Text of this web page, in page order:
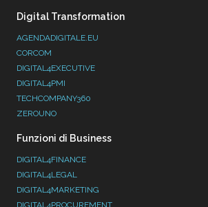
Digital Transformation
AGENDADIGITALE.EU
CORCOM
DIGITAL4EXECUTIVE
DIGITAL4PMI
TECHCOMPANY360
ZEROUNO
Funzioni di Business
DIGITAL4FINANCE
DIGITAL4LEGAL
DIGITAL4MARKETING